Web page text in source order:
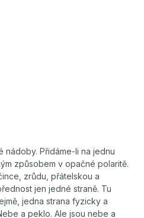
Přidáme-li na jednu
způsobem v opačné polaritě.
zrůdu, přátelskou a
jen jedné straně. Tu
jedna strana fyzicky a
a peklo. Ale jsou nebe a